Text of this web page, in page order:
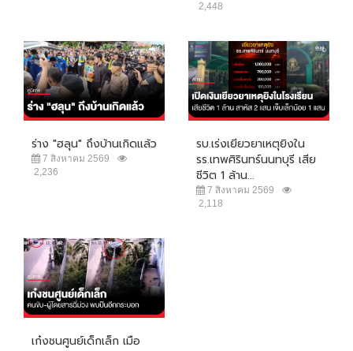
2,448
ร่าง "ฮลุน" ถึงบ้านเกิดแล้ว
7 สิงหาคม 2569
2,236
รบ.เร่งเยียวยาเหตุยิงใน
รร.เทพศิรินทร์นนทบุรี เสีย
ชีวิต 1 ล้าน...
7 สิงหาคม 2569
2,118
เก๋งชนศูนย์เด็กเล็ก เมือ